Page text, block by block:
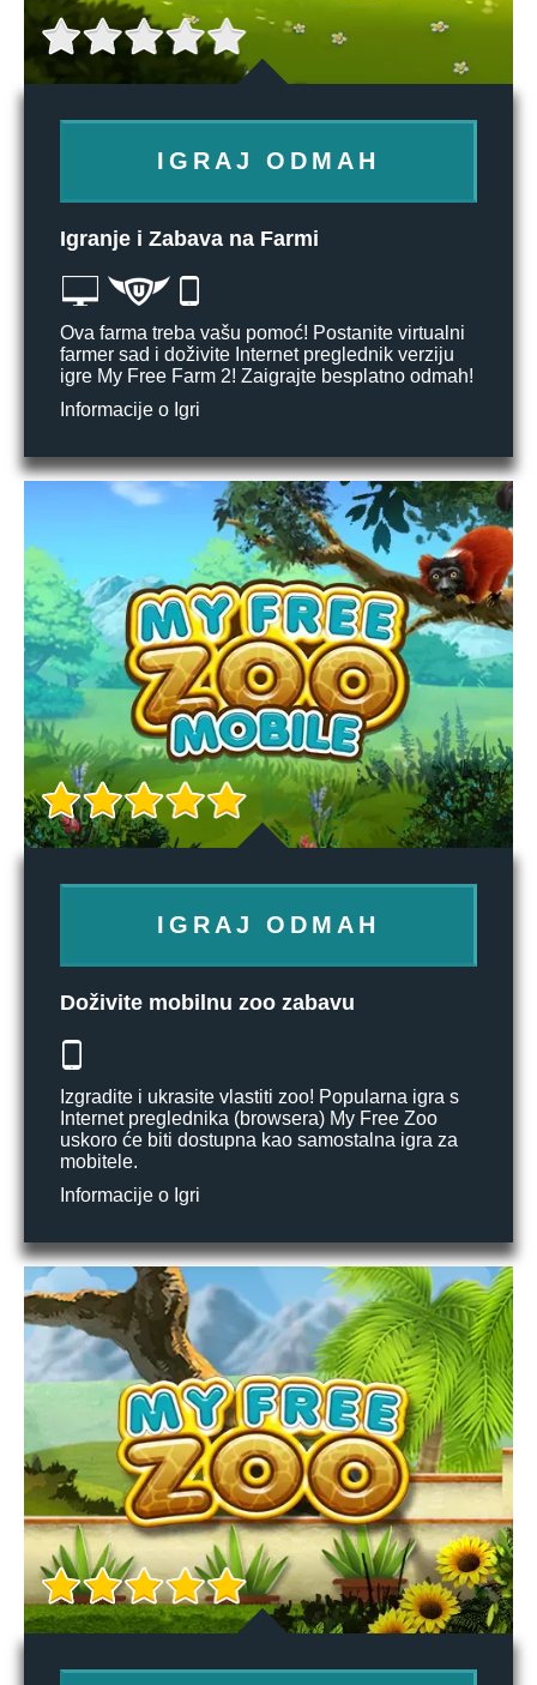
IGRAJ ODMAH
Igranje i Zabava na Farmi
Ova farma treba vašu pomoć! Postanite virtualni
farmer sad i doživite Internet preglednik verziju
igre My Free Farm 2! Zaigrajte besplatno odmah!
Informacije o Igri
IGRAJ ODMAH
Doživite mobilnu zoo zabavu
Izgradite i ukrasite vlastiti zoo! Popularna igra s
Internet preglednika (browsera) My Free Zoo
uskoro će biti dostupna kao samostalna igra za
mobitele.
Informacije o Igri